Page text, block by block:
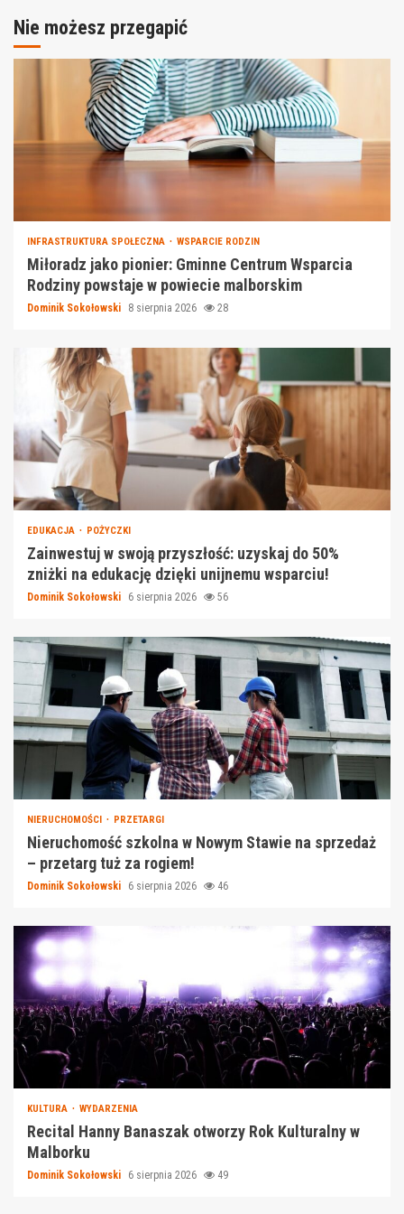
Nie możesz przegapić
INFRASTRUKTURA SPOŁECZNA WSPARCIE RODZIN
Miłoradz jako pionier: Gminne Centrum Wsparcia
Rodziny powstaje w powiecie malborskim
Dominik Sokołowski 8 sierpnia 2026 28
EDUKACJA POŻYCZKI
Zainwestuj w swoją przyszłość: uzyskaj do 50%
zniżki na edukację dzięki unijnemu wsparciu!
Dominik Sokołowski 6 sierpnia 2026 56
NIERUCHOMOŚCI PRZETARGI
Nieruchomość szkolna w Nowym Stawie na sprzedaż
– przetarg tuż za rogiem!
Dominik Sokołowski 6 sierpnia 2026 46
KULTURA WYDARZENIA
Recital Hanny Banaszak otworzy Rok Kulturalny w
Malborku
Dominik Sokołowski 6 sierpnia 2026 49